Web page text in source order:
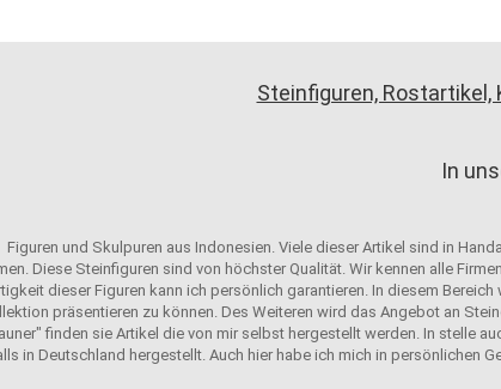
Steinfiguren,
In
Figuren und Skulpuren aus Indonesien. Viele dieser Artikel sind in
Diese Steinfiguren sind von höchster Qualität. Wir kennen alle
dieser Figuren kann ich persönlich garantieren. In diesem
präsentieren zu können. Des Weiteren wird das Angebot an
finden sie Artikel die von mir selbst hergestellt werden. In stelle
in Deutschland hergestellt. Auch hier habe ich mich in persönlichen